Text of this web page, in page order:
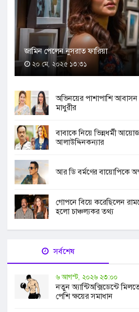
জামিন পেলেন নুসরাত ফারিয়া
২০ মে, ২০২৫ ১৩:৩১
অভিনয়ের পাশাপাশি
মাধুরীর
বাবাকে নিয়ে ভিন্নধর্মী
আলাউদ্দিনকন্যার
আর ডি বর্মণের বায়োপিকে
গোপনে বিয়ে করেছিলেন
হলো চাঞ্চল্যকর তথ্য
সর্বশেষ
৬ আগস্ট, ২০২৬ ২৩:০০
নতুন অ্যান্টিঅক্সিডেন্টে
পেশি ক্ষয়ের সমাধান